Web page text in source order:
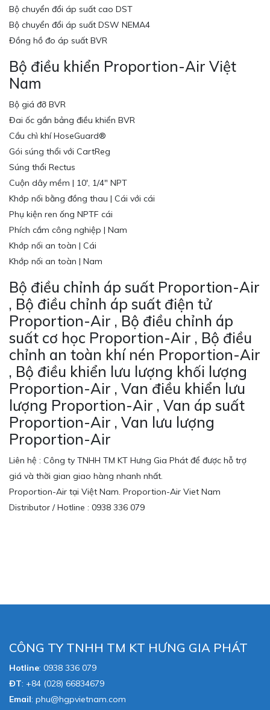
Bộ chuyển đổi áp suất cao DST
Bộ chuyển đổi áp suất DSW NEMA4
Đồng hồ đo áp suất BVR
Bộ điều khiển Proportion-Air Việt
Nam
Bộ giá đỡ BVR
Đai ốc gắn bảng điều khiển BVR
Cầu chì khí HoseGuard®
Gói súng thổi với CartReg
Súng thổi Rectus
Cuộn dây mềm | 10′, 1/4″ NPT
Khớp nối bằng đồng thau | Cái với cái
Phụ kiện ren ống NPTF cái
Phích cắm công nghiệp | Nam
Khớp nối an toàn | Cái
Khớp nối an toàn | Nam
Bộ điều chỉnh áp suất Proportion-Air
, Bộ điều chỉnh áp suất điện tử
Proportion-Air , Bộ điều chỉnh áp
suất cơ học Proportion-Air , Bộ điều
chỉnh an toàn khí nén Proportion-Air
, Bộ điều khiển lưu lượng khối lượng
Proportion-Air , Van điều khiển lưu
lượng Proportion-Air , Van áp suất
Proportion-Air , Van lưu lượng
Proportion-Air
Liên hệ : Công ty TNHH TM KT Hưng Gia Phát để được hỗ trợ
giá và thời gian giao hàng nhanh nhất.
Proportion-Air tại Việt Nam. Proportion-Air Viet Nam
Distributor / Hotline : 0938 336 079
CÔNG TY TNHH TM KT HƯNG GIA PHÁT
Hotline: 0938 336 079
ĐT: +84 (028) 66834679
Email: phu@hgpvietnam.com